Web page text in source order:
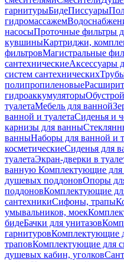
гарнитурыБидеПиссуары
гидромассажем
насосыПроточные фильтры
кувшиныКартриджи,
фильтровМагистральные
сантехническиеАксессуары
систем сантехнических
полипропиленовые
гидроаккумуляторы
туалетаМебель для ванной
ванной и туалетаСиденья и
карнизы для ванны
ванныНаборы для ванной и
косметическиеСиденья для
туалетаЭкран-дверки в
ванную Комплектующие для
душевых поддоновОпоры
поддоновКомплектующие
сантехникиСифоны, трапы
умывальников, моек
бидеБачки для унитазов
гарнитуровКомплектующие
траповКомплектующие для
душевых кабин, уголков